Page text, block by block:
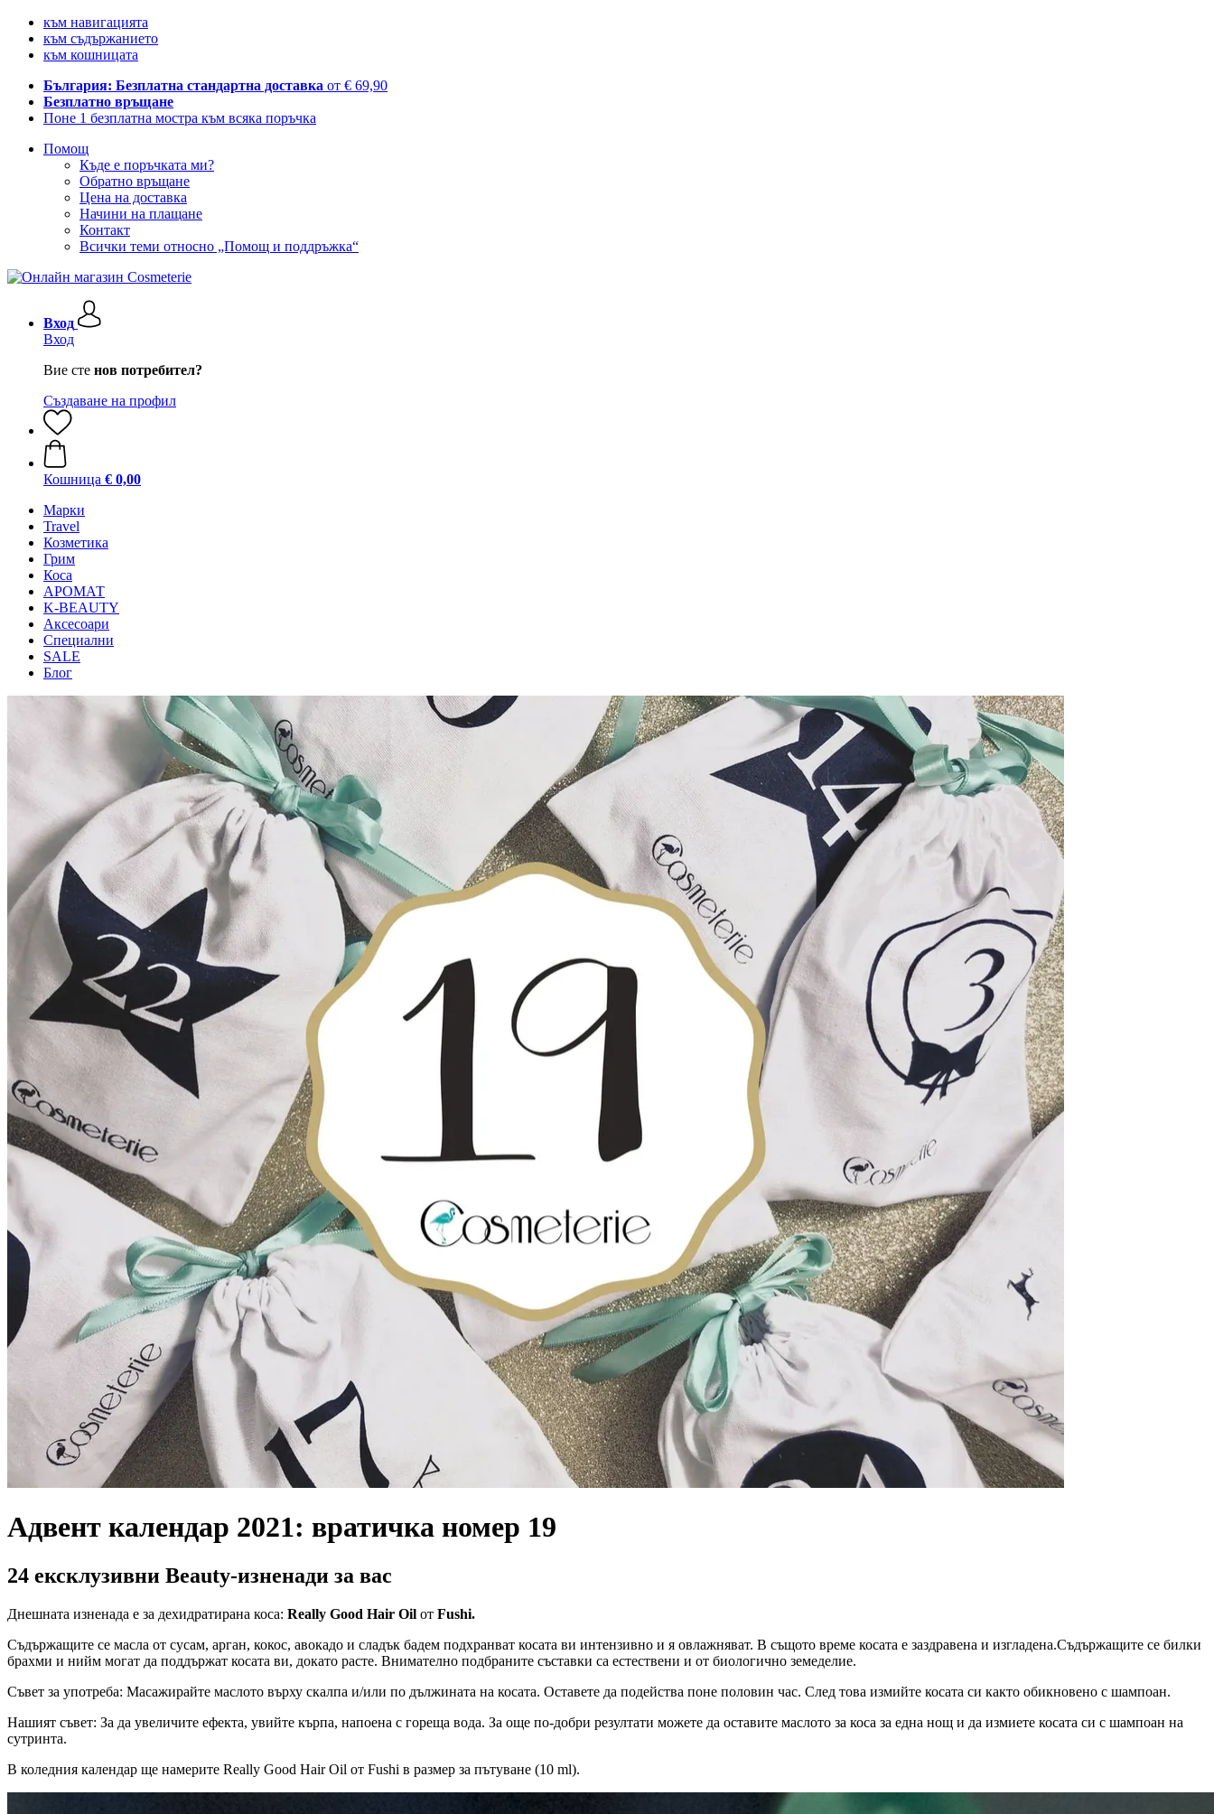
към навигацията
към съдържанието
към кошницата
България: Безплатна стандартна доставка от € 69,90
Безплатно връщане
Поне 1 безплатна мостра към всяка поръчка
Помощ
Къде е поръчката ми?
Обратно връщане
Цена на доставка
Начини на плащане
Контакт
Всички теми относно „Помощ и поддръжка“
Вход
Вход
Вие сте нов потребител?
Създаване на профил
Кошница € 0,00
Mарки
Travel
Козметика
Грим
Коса
АРОМАТ
K-BEAUTY
Аксесоари
Специални
SALE
Блог
Адвент календар 2021: вратичка номер 19
24 ексклузивни Beauty-изненади за вас
Днешната изненада е за дехидратирана коса: Really Good Hair Oil от Fushi.
Съдържащите се масла от сусам, арган, кокос, авокадо и сладък бадем подхранват косата ви интензивно и я овлажняват. В същото време косата е заздравена и изгладена.Съдържащите се билки
брахми и нийм могат да поддържат косата ви, докато расте. Внимателно подбраните съставки са естествени и от биологично земеделие.
Съвет за употреба: Масажирайте маслото върху скалпа и/или по дължината на косата. Оставете да подейства поне половин час. След това измийте косата си както обикновено с шампоан.
Нашият съвет: За да увеличите ефекта, увийте кърпа, напоена с гореща вода. За още по-добри резултати можете да оставите маслото за коса за една нощ и да измиете косата си с шампоан на
сутринта.
В коледния календар ще намерите Really Good Hair Oil от Fushi в размер за пътуване (10 ml).